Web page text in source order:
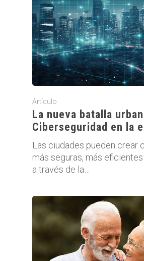
Artículo
La nueva batalla
Ciberseguridad en la
Las ciudades pueden crear
más seguras, más
a través de la…